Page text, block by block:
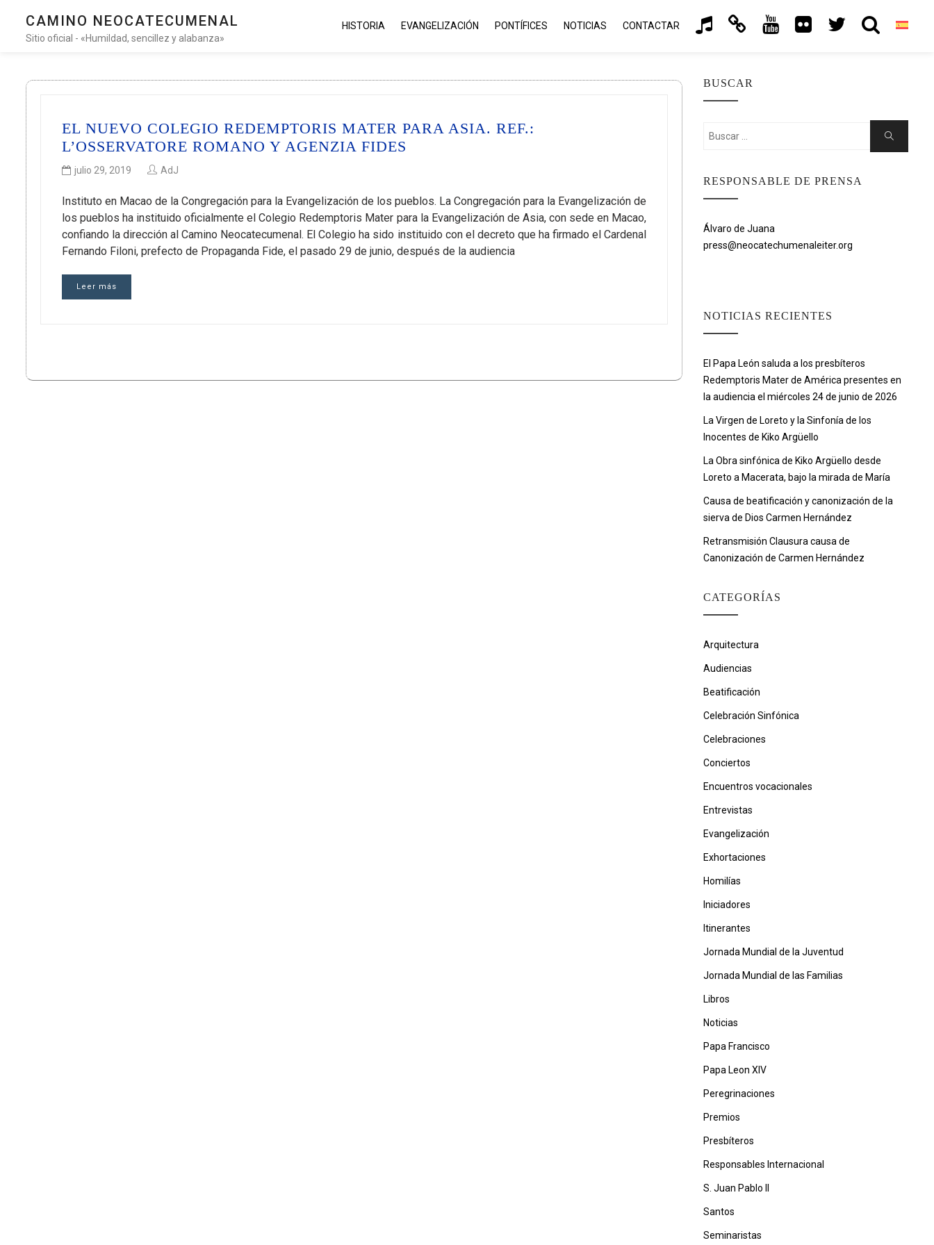
CAMINO NEOCATECUMENAL
Sitio oficial - «Humildad, sencillez y alabanza»
HISTORIA EVANGELIZACIÓN PONTÍFICES NOTICIAS CONTACTAR
EL NUEVO COLEGIO REDEMPTORIS MATER PARA ASIA. REF.:
L’OSSERVATORE ROMANO Y AGENZIA FIDES
julio 29, 2019 AdJ
Instituto en Macao de la Congregación para la Evangelización de los pueblos. La Congregación para la Evangelización de
los pueblos ha instituido oficialmente el Colegio Redemptoris Mater para la Evangelización de Asia, con sede en Macao,
confiando la dirección al Camino Neocatecumenal. El Colegio ha sido instituido con el decreto que ha firmado el Cardenal
Fernando Filoni, prefecto de Propaganda Fide, el pasado 29 de junio, después de la audiencia
Leer más
BUSCAR
Buscar:
Buscar
RESPONSABLE DE PRENSA
Álvaro de Juana
press@neocatechumenaleiter.org
NOTICIAS RECIENTES
El Papa León saluda a los presbíteros
Redemptoris Mater de América presentes en
la audiencia el miércoles 24 de junio de 2026
La Virgen de Loreto y la Sinfonía de los
Inocentes de Kiko Argüello
La Obra sinfónica de Kiko Argüello desde
Loreto a Macerata, bajo la mirada de María
Causa de beatificación y canonización de la
sierva de Dios Carmen Hernández
Retransmisión Clausura causa de
Canonización de Carmen Hernández
CATEGORÍAS
Arquitectura
Audiencias
Beatificación
Celebración Sinfónica
Celebraciones
Conciertos
Encuentros vocacionales
Entrevistas
Evangelización
Exhortaciones
Homilías
Iniciadores
Itinerantes
Jornada Mundial de la Juventud
Jornada Mundial de las Familias
Libros
Noticias
Papa Francisco
Papa Leon XIV
Peregrinaciones
Premios
Presbíteros
Responsables Internacional
S. Juan Pablo II
Santos
Seminaristas